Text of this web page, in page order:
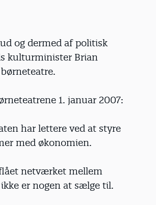
og dermed af politisk
kulturminister Brian
1. januar 2007:
har lettere ved at styre
med økonomien.
netværket mellem
er nogen at sælge til.